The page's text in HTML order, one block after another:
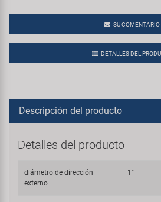
SU COMENTARIO
DETALLES DEL
Descripción del producto
Detalles del producto
diámetro de dirección
externo
1"